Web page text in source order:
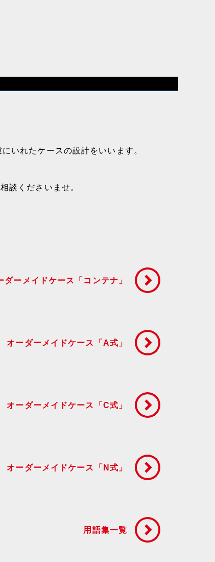
いれたケースの設計をいいます。
談くださいませ。
ダーメイドケース「コンテナ」
オーダーメイドケース「A式」
オーダーメイドケース「C式」
オーダーメイドケース「N式」
用語集一覧